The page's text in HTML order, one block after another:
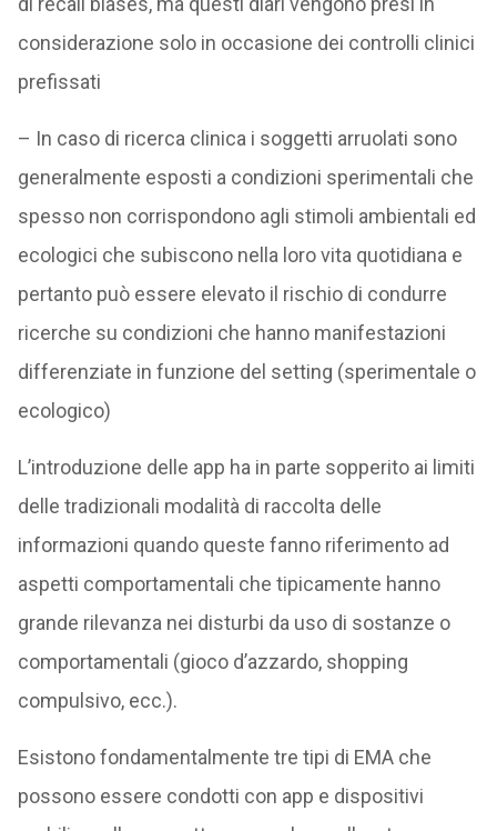
considerazione solo in occasione dei controlli clinici
prefissati
– In caso di ricerca clinica i soggetti arruolati sono
generalmente esposti a condizioni sperimentali che
spesso non corrispondono agli stimoli ambientali ed
ecologici che subiscono nella loro vita quotidiana e
pertanto può essere elevato il rischio di condurre
ricerche su condizioni che hanno manifestazioni
differenziate in funzione del setting (sperimentale o
ecologico)
L’introduzione delle app ha in parte sopperito ai limiti
delle tradizionali modalità di raccolta delle
informazioni quando queste fanno riferimento ad
aspetti comportamentali che tipicamente hanno
grande rilevanza nei disturbi da uso di sostanze o
comportamentali (gioco d’azzardo, shopping
compulsivo, ecc.).
Esistono fondamentalmente tre tipi di EMA che
possono essere condotti con app e dispositivi